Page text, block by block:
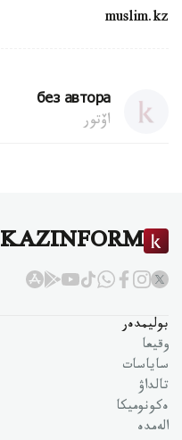
muslim.kz
без автора
اۆتور
KAZINFORM
بوليمدەر
وقيعا
ساياسات
تالداۋ
ەكونوميكا
الەمدە